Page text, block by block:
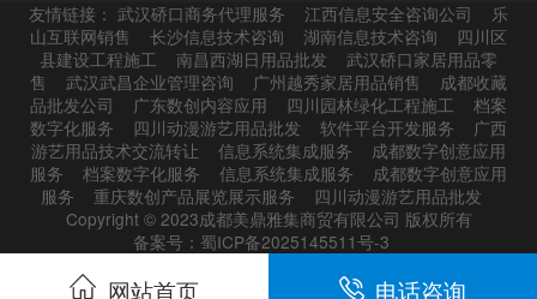
友情链接：武汉硚口商务代理服务 江西信息安全咨询公司
乐
山互联网销售
长沙信息技术咨询 湖南信息技术咨询
四川区
县建设工程施工
南昌西湖日用品批发
武汉硚口家居用品零
售
武汉武昌企业管理咨询 广州越秀家居用品销售
成都收藏
品批发公司
广东数创内容应用 四川园林绿化工程施工
档案
数字化服务
四川动漫游艺用品批发 软件平台开发服务
广西
游艺用品技术交流转让
信息系统集成服务
成都数字创意应用
服务
档案数字化服务 信息系统集成服务
成都数字创意应用
服务
重庆数创产品展览展示服务
四川动漫游艺用品批发
Copyright © 2023成都美鼎雅集商贸有限公司 版权所有
备案号：蜀ICP备2025145511号-3
网站首页 电话咨询